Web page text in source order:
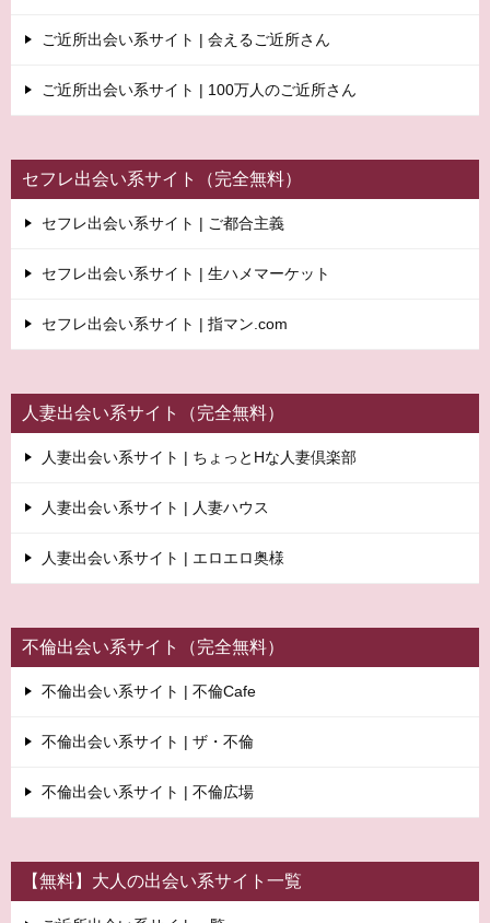
ご近所出会い系サイト | 会えるご近所さん
ご近所出会い系サイト | 100万人のご近所さん
セフレ出会い系サイト（完全無料）
セフレ出会い系サイト | ご都合主義
セフレ出会い系サイト | 生ハメマーケット
セフレ出会い系サイト | 指マン.com
人妻出会い系サイト（完全無料）
人妻出会い系サイト | ちょっとHな人妻倶楽部
人妻出会い系サイト | 人妻ハウス
人妻出会い系サイト | エロエロ奥様
不倫出会い系サイト（完全無料）
不倫出会い系サイト | 不倫Cafe
不倫出会い系サイト | ザ・不倫
不倫出会い系サイト | 不倫広場
【無料】大人の出会い系サイト一覧